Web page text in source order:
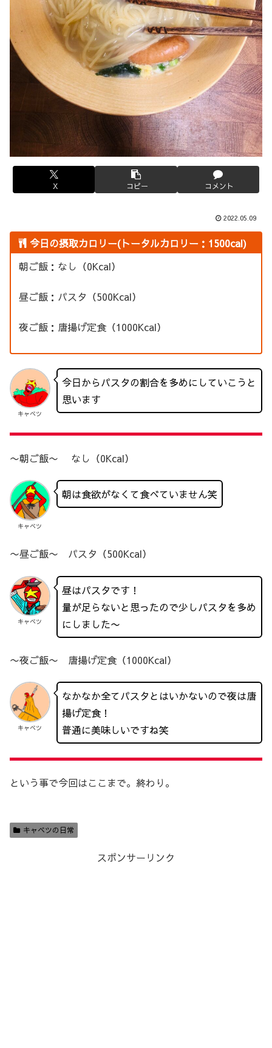
X コピー コメント
2022.05.09
今日の摂取カロリー(トータルカロリー：1500cal)
朝ご飯：なし（0Kcal）
昼ご飯：パスタ（500Kcal）
夜ご飯：唐揚げ定食（1000Kcal）
キャベツ
今日からパスタの割合を多めにしていこうと
思います
〜朝ご飯〜 なし（0Kcal）
キャベツ
朝は食欲がなくて食べていません笑
〜昼ご飯〜 パスタ（500Kcal）
キャベツ
昼はパスタです！
量が足らないと思ったので少しパスタを多め
にしました〜
〜夜ご飯〜 唐揚げ定食（1000Kcal）
キャベツ
なかなか全てパスタとはいかないので夜は唐
揚げ定食！
普通に美味しいですね笑
という事で今回はここまで。終わり。
キャベツの日常
スポンサーリンク